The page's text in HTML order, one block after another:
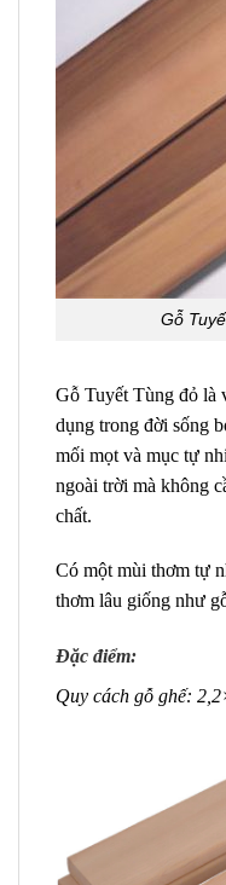
Gỗ
Gỗ Tuyết Tùng đỏ là
dụng trong đời sống
mối mọt và mục tự
ngoài trời mà không
chất.
Có một mùi thơm tự
thơm lâu giống như
Đặc điểm:
Quy cách gỗ ghế: